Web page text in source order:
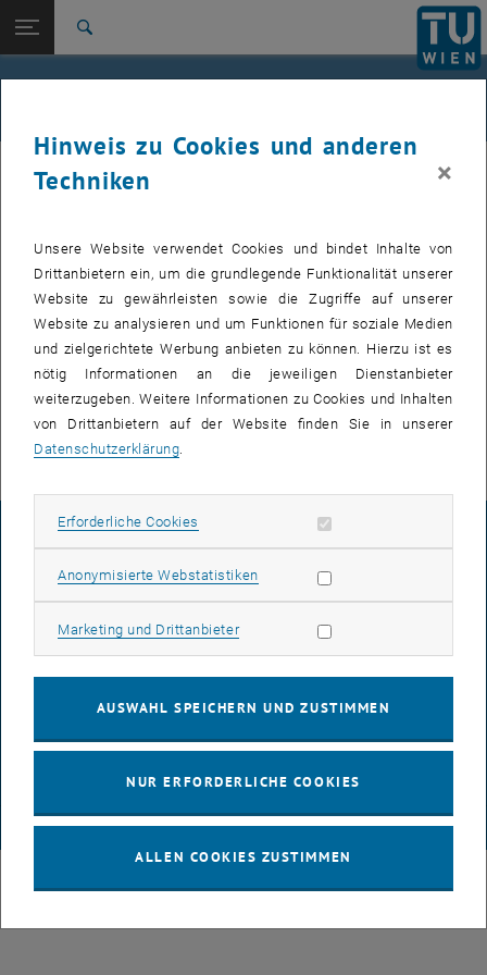
TU Login
Studium
International
Zur 1. Menü Ebene
Alle News
Zurück: Subseiten von TU Wien Startseite auflisten
Zurück zur letzten Ebene:
TU Wien Startseite
24. April 2009
Daniel Diezte, PhD-Student an der TU-Wien, ist der
diesjährige Gewinner des Student Paper Award des
International Workshop on Optical Terahertz Science 2009.
Er erhielt den Preis für seine ausgezeichnete Poster
Präsentation am 9. März 2009.
© TU Wien# 116210
Hinweis zu Cookies und anderen
Techniken
×
Unsere Website verwendet Cookies und bindet Inhalte von
Drittanbietern ein, um die grundlegende Funktionalität unserer
Website zu gewährleisten sowie die Zugriffe auf unserer
Website zu analysieren und um Funktionen für soziale Medien
und zielgerichtete Werbung anbieten zu können. Hierzu ist es
nötig Informationen an die jeweiligen Dienstanbieter
weiterzugeben. Weitere Informationen zu Cookies und Inhalten
von Drittanbietern auf der Website finden Sie in unserer
Datenschutzerklärung.
Erforderliche Cookies Erforderliche Cookies zulassen
Anonymisierte WebstatistikenStatistik Cookies zulassen
Marketing und DrittanbieterMarketing Cookies zulassen
AUSWAHL SPEICHERN UND ZUSTIMMEN
NUR ERFORDERLICHE COOKIES
ALLEN COOKIES ZUSTIMMEN